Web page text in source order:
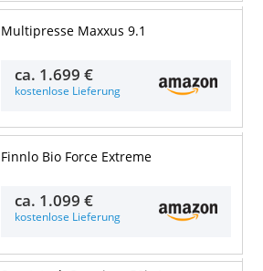
Multipresse Maxxus 9.1
ca. 1.699 €
kostenlose Lieferung
Finnlo Bio Force Extreme
ca. 1.099 €
kostenlose Lieferung